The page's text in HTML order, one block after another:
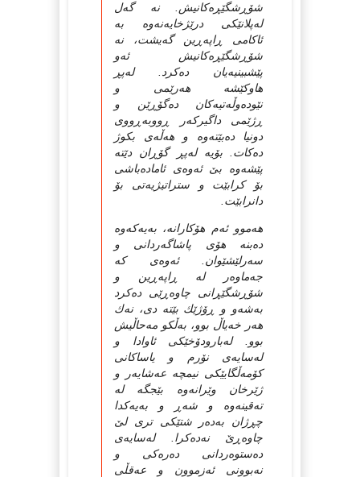
شۆڕشگێڕه‌كانیش. نه گه‌ل
له‌پلانێكی درێژخایه‌نه‌وه به
ئاكامی ڕاپه‌ڕین گه‌یشت، نه
شۆڕشگێڕه‌كانیش ئه‌و
پێشبینیه‌یان ده‌كرد. له‌پڕ
هاوكێشه‌ هه‌رێمی و
نێوده‌وڵه‌تیه‌كان ده‌گۆڕێن و
ڕژێمی داگیركه‌ر ڕووبه‌ڕووی
دونیا ده‌بێته‌وه و هه‌ڵه‌ی بكوژ
ده‌كات. بۆیه له‌پڕ گۆڕان دێته‌
پێشه‌وه بێ ئه‌وه‌ی ئاماده‌باشی
بۆ كرابێت و ستراتیژیه‌تی بۆ
دانرابێت.
هه‌موو ئه‌م هۆكارانه، به‌یه‌كه‌وه
ده‌بنه ‌هۆی پاشاگه‌ردانی و
سه‌رلێشێوان. ئه‌وه‌ی كه
جه‌ماوه‌ر له ڕاپه‌ڕین و
شۆڕشگێڕانی چاوه‌ڕێی ده‌كرد
به‌شه‌و و ڕۆژێك بێته دی، نه‌ك
هه‌ر خه‌یاڵ بوو، به‌ڵكو مه‌حاڵیش
بوو. له‌بارودۆخێكی ئاوادا و
له‌سایه‌ی نۆرم و یاساكانی
كۆمه‌ڵگایێكی نیمچه‌ عه‌شایه‌ر و
ژێرخان وێرانه‌وه بێجگه له
ته‌قینه‌وه و شه‌ڕ و به‌یه‌كدا
چڕژان به‌ده‌ر شتێكی تری لێ‌
چاوه‌ڕێ نه‌ده‌كرا. له‌سایه‌ی
ده‌ستو‌ه‌ردانی ده‌ره‌كی و
نه‌بوونی ئه‌زموون و عه‌قڵی